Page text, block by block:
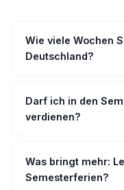
Wie viele Wochen
Deutschland?
Darf ich in den
verdienen?
Was bringt mehr:
Semesterferien?